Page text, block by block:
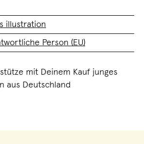
illustration
Person (EU)
mit Deinem Kauf junges
aus Deutschland